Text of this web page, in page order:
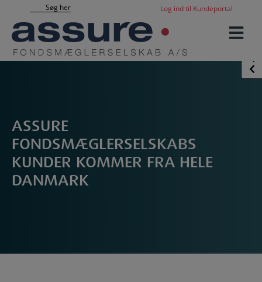
indholdet
Søg her Log ind til Kundeportal
ASSURE
FONDSMÆGLERSELSKABS
KUNDER KOMMER FRA HELE
DANMARK